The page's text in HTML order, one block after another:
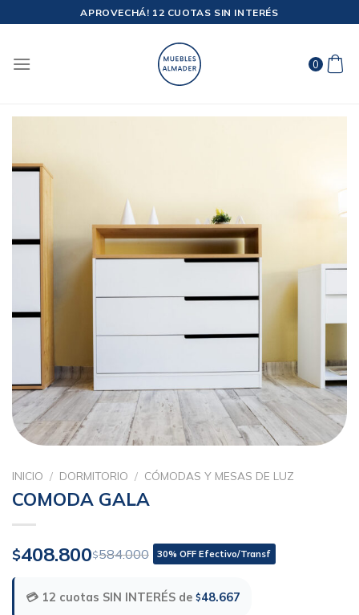
al
APROVECHÁ! 12 CUOTAS SIN INTERÉS
0
INICIO / DORMITORIO / CÓMODAS Y MESAS DE LUZ
COMODA GALA
$408.800$584.000 30% OFF Efectivo/Transf
💳 12 cuotas SIN INTERÉS de $48.667